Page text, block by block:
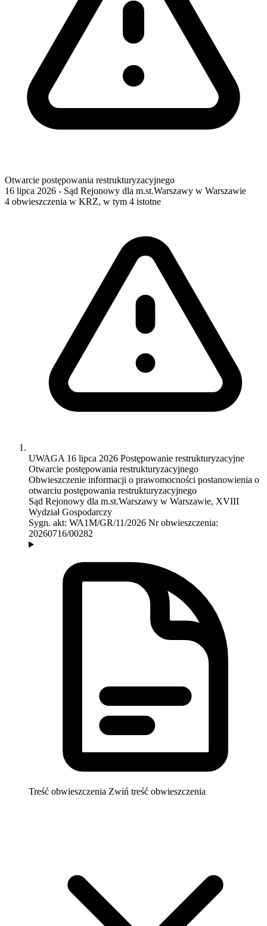
Otwarcie postępowania restrukturyzacyjnego
16 lipca 2026 - Sąd Rejonowy dla m.st.Warszawy w Warszawie
4 obwieszczenia w KRZ, w tym 4 istotne
UWAGA 16 lipca 2026 Postępowanie restrukturyzacyjne
Otwarcie postępowania restrukturyzacyjnego
Obwieszczenie informacji o prawomocności postanowienia o
otwarciu postępowania restrukturyzacyjnego
Sąd Rejonowy dla m.st.Warszawy w Warszawie, XVIII
Wydział Gospodarczy
Sygn. akt: WA1M/GR/11/2026 Nr obwieszczenia:
20260716/00282
Treść obwieszczenia Zwiń treść obwieszczenia